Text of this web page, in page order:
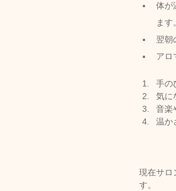
体が
ます。
翌朝
アロ
手の
気に
音楽
温か
現在サロ
す。